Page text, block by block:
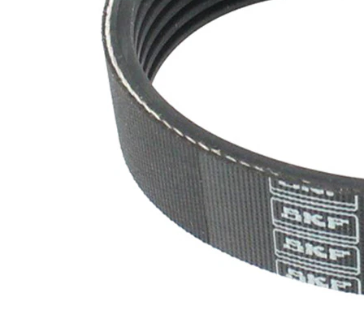
řemene
Propylen-
Dien-
Kautschuk)